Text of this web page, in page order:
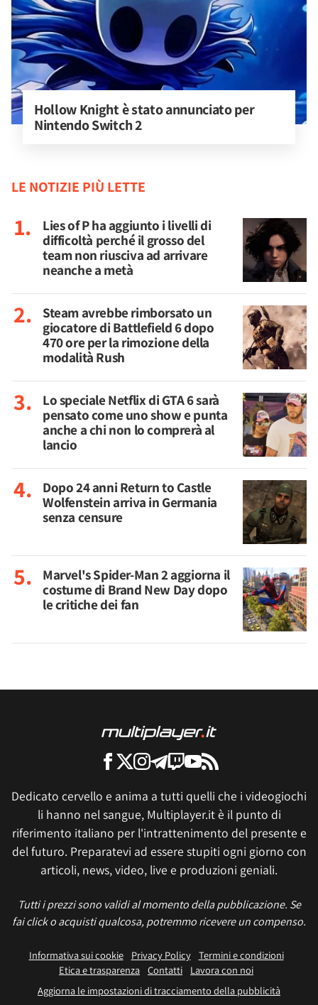
Hollow Knight è stato annunciato per
Nintendo Switch 2
LE NOTIZIE PIÙ LETTE
Lies of P ha aggiunto i livelli di
difficoltà perché il grosso del
team non riusciva ad arrivare
neanche a metà
Steam avrebbe rimborsato un
giocatore di Battlefield 6 dopo
470 ore per la rimozione della
modalità Rush
Lo speciale Netflix di GTA 6 sarà
pensato come uno show e punta
anche a chi non lo comprerà al
lancio
Dopo 24 anni Return to Castle
Wolfenstein arriva in Germania
senza censure
Marvel's Spider-Man 2 aggiorna il
costume di Brand New Day dopo
le critiche dei fan
Dedicato cervello e anima a tutti quelli che i videogiochi
li hanno nel sangue, Multiplayer.it è il punto di
riferimento italiano per l'intrattenimento del presente e
del futuro. Preparatevi ad essere stupiti ogni giorno con
articoli, news, video, live e produzioni geniali.
Tutti i prezzi sono validi al momento della pubblicazione. Se
fai click o acquisti qualcosa, potremmo ricevere un compenso.
Informativa sui cookie Privacy Policy
Termini e condizioni
Etica e trasparenza Contatti
Lavora con noi
Aggiorna le impostazioni di tracciamento della pubblicità